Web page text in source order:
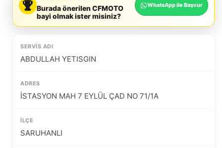
Burada önerilen CFMOTO
bayi olmak ister misiniz?
WhatsApp ile Başvur
ABDULLAH YETISGIN
İSTASYON MAH 7 EYLÜL ÇAD NO 71/1A
SARUHANLI